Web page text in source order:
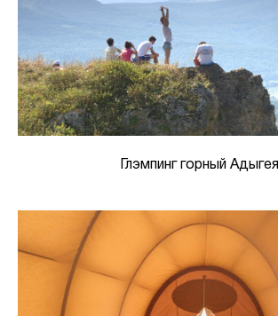
Глэмпинг горный Адыгея